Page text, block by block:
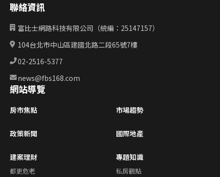
聯絡資訊
富比士網路科技有限公司（統編：25147157）
104台北市中山區建國北路二段65號7樓
02-2516-5377
news@fbs168.com
網站導覽
房市焦點 市場趨勢
政策新聞 國際地產
建案理財
都更危老
專題知識
私房觀點